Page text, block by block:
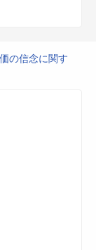
の信念に関す